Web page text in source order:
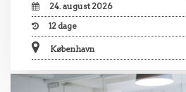
24. august 2026
12 dage
København